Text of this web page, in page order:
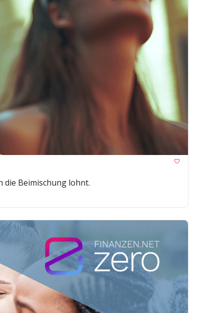
die Beimischung lohnt.